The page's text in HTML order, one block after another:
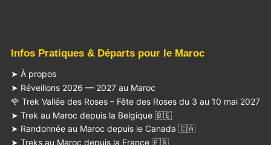
Infos Pratiques & Départs pour le Maroc
➤ À propos
➤ Réveillons 2026 — 2027 au Maroc
🌹 Trek Vallée des Roses – Fête des Roses du 3 au 10 mai 2027
➤ Trek au Maroc depuis la Belgique 🇧🇪
➤ Randonnée au Maroc depuis le Canada 🇨🇦
➤ Treks au Maroc depuis la France 🇫🇷